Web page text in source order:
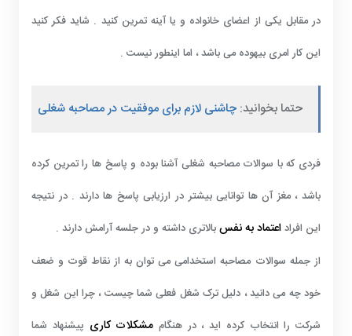
در مقابل یکی از اعضای خانواده و یا آینه تمرین کنید . شاید فکر کنید
این کار امری بیهوده می باشد ، اما اینطور نیست .
حتما بخوانید: چاشنی لازم برای موفقیت در مصاحبه شغلی
فردی که با سوالات مصاحبه شغلی آشنا بوده و پاسخ ها را تمرین کرده
باشد ، مغز آن ها توانایی بیشتر در ارزیابی پاسخ ها دارند . در نتیجه
این افراداعتماد به نفسبالاتری داشته و در جلسه آرامش دارند .
از جمله سوالات مصاحبه استخدامی می توان به از نقاط قوت و ضعف
خود چه می دانید ، دلیل ترک شغل فعلی شما چیست ، چرا این شغل و
شرکت را انتخاب کرده اید ، در هنگام مشکلات کاری پیشنهاد شما